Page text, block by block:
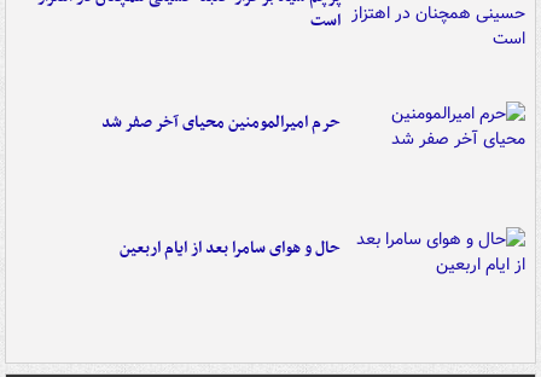
است
حرم امیرالمومنین محیای آخر صفر شد
حال و هوای سامرا بعد از ایام اربعین